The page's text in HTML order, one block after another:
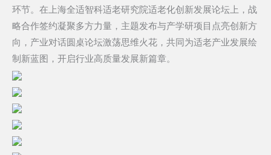
环节。在上海全适智科适老研究院适老化创新发展论坛上，战
略合作签约凝聚多方力量，主题发布与产学研项目点亮创新方
向，产业对话圆桌论坛激荡思维火花，共同为适老产业发展绘
制新蓝图，开启行业高质量发展新篇章。